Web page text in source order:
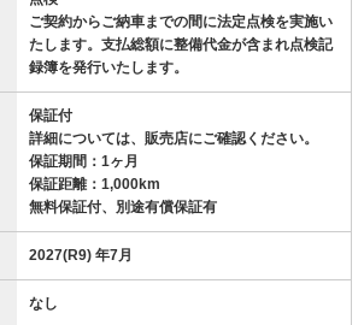
ご契約からご納車までの間に法定点検を実施い
たします。支払総額に整備代金が含まれ点検記
録簿を発行いたします。
保証付
詳細については、販売店にご確認ください。
保証期間：1ヶ月
保証距離：1,000km
無料保証付、別途有償保証有
2027(R9) 年7月
なし